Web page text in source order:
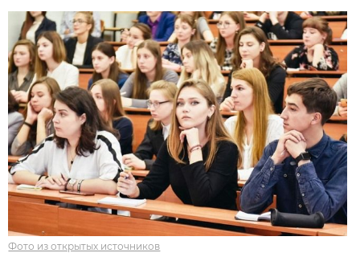
Фото из открытых источников